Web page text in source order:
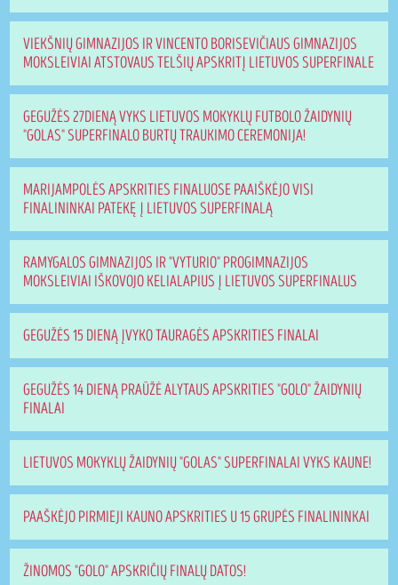
VIEKŠNIŲ GIMNAZIJOS IR VINCENTO BORISEVIČIAUS GIMNAZIJOS
MOKSLEIVIAI ATSTOVAUS TELŠIŲ APSKRITĮ LIETUVOS SUPERFINALE
GEGUŽĖS 27DIENĄ VYKS LIETUVOS MOKYKLŲ FUTBOLO ŽAIDYNIŲ
"GOLAS" SUPERFINALO BURTŲ TRAUKIMO CEREMONIJA!
MARIJAMPOLĖS APSKRITIES FINALUOSE PAAIŠKĖJO VISI
FINALININKAI PATEKĘ Į LIETUVOS SUPERFINALĄ
RAMYGALOS GIMNAZIJOS IR "VYTURIO" PROGIMNAZIJOS
MOKSLEIVIAI IŠKOVOJO KELIALAPIUS Į LIETUVOS SUPERFINALUS
GEGUŽĖS 15 DIENĄ ĮVYKO TAURAGĖS APSKRITIES FINALAI
GEGUŽĖS 14 DIENĄ PRAŪŽĖ ALYTAUS APSKRITIES "GOLO" ŽAIDYNIŲ
FINALAI
LIETUVOS MOKYKLŲ ŽAIDYNIŲ "GOLAS" SUPERFINALAI VYKS KAUNE!
PAAŠKĖJO PIRMIEJI KAUNO APSKRITIES U 15 GRUPĖS FINALININKAI
ŽINOMOS "GOLO" APSKRIČIŲ FINALŲ DATOS!